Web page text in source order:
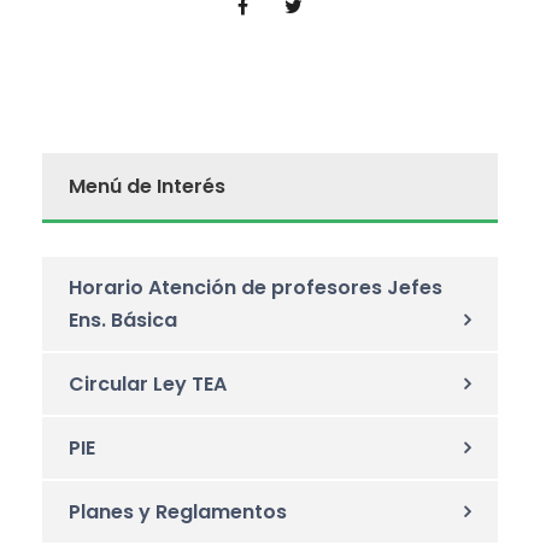
e
Menú de Interés
Horario Atención de profesores Jefes
Ens. Básica
Circular Ley TEA
PIE
Planes y Reglamentos